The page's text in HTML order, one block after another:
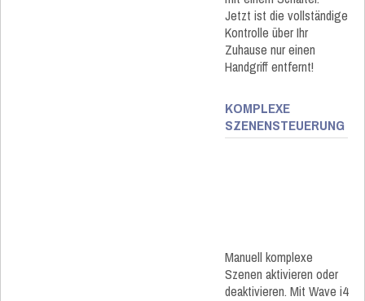
Jetzt ist die vollständige
Kontrolle über Ihr
Zuhause nur einen
Handgriff entfernt!
KOMPLEXE
SZENENSTEUERUNG​
Manuell komplexe
Szenen aktivieren oder
deaktivieren. Mit Wave i4